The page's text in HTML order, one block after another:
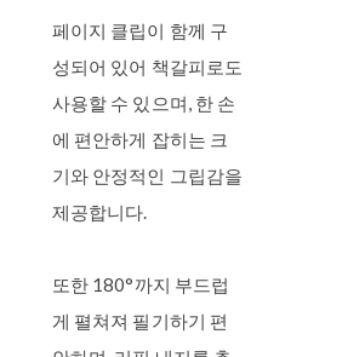
페이지 클립이 함께 구
성되어 있어 책갈피로도
사용할 수 있으며, 한 손
에 편안하게 잡히는 크
기와 안정적인 그립감을
제공합니다.
또한 180°까지 부드럽
게 펼쳐져 필기하기 편